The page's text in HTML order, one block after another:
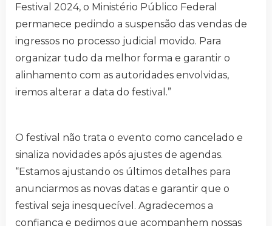
Festival 2024, o Ministério Público Federal
permanece pedindo a suspensão das vendas de
ingressos no processo judicial movido. Para
organizar tudo da melhor forma e garantir o
alinhamento com as autoridades envolvidas,
iremos alterar a data do festival.”
O festival não trata o evento como cancelado e
sinaliza novidades após ajustes de agendas.
“Estamos ajustando os últimos detalhes para
anunciarmos as novas datas e garantir que o
festival seja inesquecível. Agradecemos a
confiança e pedimos que acompanhem nossas